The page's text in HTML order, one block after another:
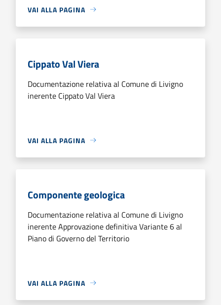
VAI ALLA PAGINA
Cippato Val Viera
Documentazione relativa al Comune di Livigno
inerente Cippato Val Viera
VAI ALLA PAGINA
Componente geologica
Documentazione relativa al Comune di Livigno
inerente Approvazione definitiva Variante 6 al
Piano di Governo del Territorio
VAI ALLA PAGINA